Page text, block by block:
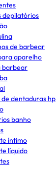
depilatórios
de barbear
aparelho
barbear
dentaduras hp
banho
íntimo
líquido